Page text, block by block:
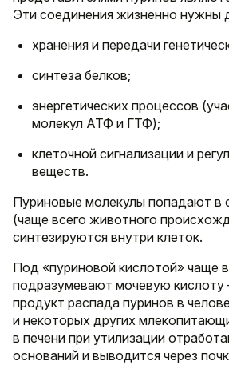
Эти соединения жизненно нужны
хранения и передачи
синтеза белков;
энергетических процессов
молекул АТФ и ГТФ);
клеточной сигнализации и
веществ.
Пуриновые молекулы попадают в
(чаще всего животного
синтезируются внутри клеток.
Под «пуриновой кислотой» чаще
подразумевают мочевую
продукт распада пуринов в
и некоторых других
в печени при утилизации
оснований и выводится через